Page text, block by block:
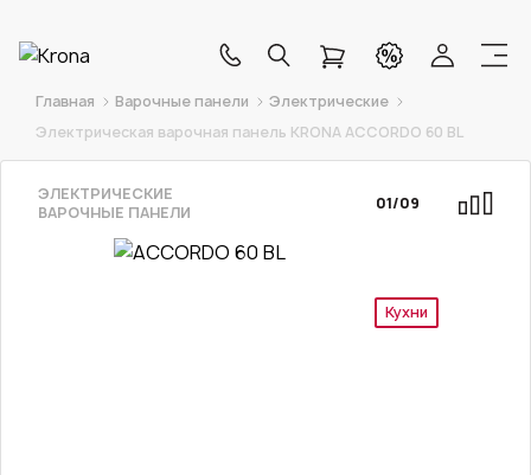
Главная Варочные панели
Электрические
Электрическая варочная панель KRONA ACCORDO 60 BL
Кухни
ЭЛЕКТРИЧЕСКИЕ
ВАРОЧНЫЕ ПАНЕЛИ
01/09